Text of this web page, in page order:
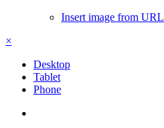
Insert image from URL
×
Desktop
Tablet
Phone